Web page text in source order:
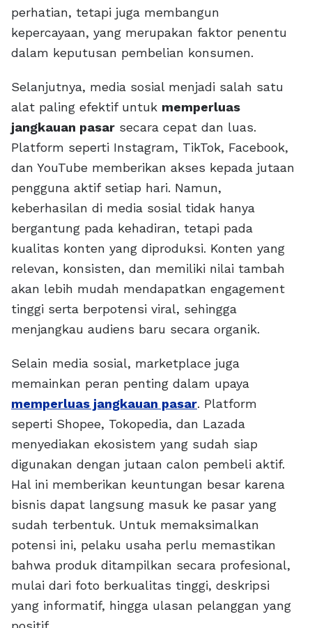
perhatian, tetapi juga membangun
kepercayaan, yang merupakan faktor penentu
dalam keputusan pembelian konsumen.
Selanjutnya, media sosial menjadi salah satu
alat paling efektif untuk memperluas
jangkauan pasar secara cepat dan luas.
Platform seperti Instagram, TikTok, Facebook,
dan YouTube memberikan akses kepada jutaan
pengguna aktif setiap hari. Namun,
keberhasilan di media sosial tidak hanya
bergantung pada kehadiran, tetapi pada
kualitas konten yang diproduksi. Konten yang
relevan, konsisten, dan memiliki nilai tambah
akan lebih mudah mendapatkan engagement
tinggi serta berpotensi viral, sehingga
menjangkau audiens baru secara organik.
Selain media sosial, marketplace juga
memainkan peran penting dalam upaya
memperluas jangkauan pasar. Platform
seperti Shopee, Tokopedia, dan Lazada
menyediakan ekosistem yang sudah siap
digunakan dengan jutaan calon pembeli aktif.
Hal ini memberikan keuntungan besar karena
bisnis dapat langsung masuk ke pasar yang
sudah terbentuk. Untuk memaksimalkan
potensi ini, pelaku usaha perlu memastikan
bahwa produk ditampilkan secara profesional,
mulai dari foto berkualitas tinggi, deskripsi
yang informatif, hingga ulasan pelanggan yang